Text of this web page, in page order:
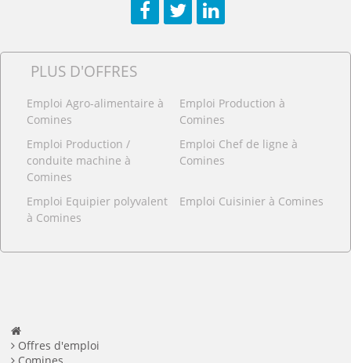
PLUS D'OFFRES
Emploi Agro-alimentaire à
Comines
Emploi Production à
Comines
Emploi Production /
conduite machine à
Comines
Emploi Chef de ligne à
Comines
Emploi Equipier polyvalent
à Comines
Emploi Cuisinier à Comines
Offres d'emploi
Comines